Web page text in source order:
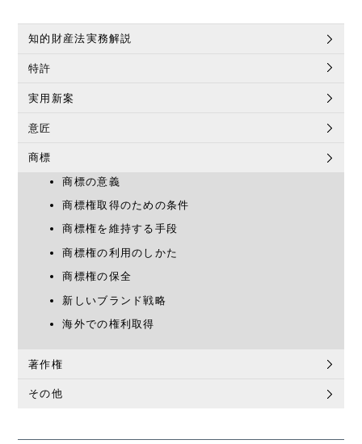
知的財産法実務解説
特許
実用新案
意匠
商標
商標の意義
商標権取得のための条件
商標権を維持する手段
商標権の利用のしかた
商標権の保全
新しいブランド戦略
海外での権利取得
著作権
その他